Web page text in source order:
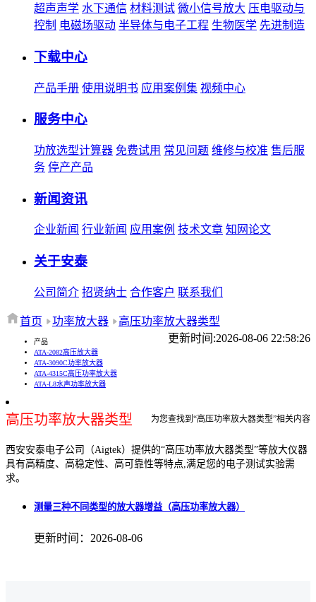
超声声学 水下通信 材料测试 微小信号放大 压电驱动与
控制 电磁场驱动 半导体与电子工程 生物医学 先进制造
下载中心
产品手册 使用说明书 应用案例集 视频中心
服务中心
功放选型计算器 免费试用 常见问题 维修与校准 售后服
务 停产产品
新闻资讯
企业新闻 行业新闻 应用案例 技术文章 知网论文
关于安泰
公司简介 招贤纳士 合作客户 联系我们
首页 功率放大器
高压功率放大器类型
更新时间:2026-08-06 22:58:26
产品
ATA-2082高压放大器
ATA-3090C功率放大器
ATA-4315C高压功率放大器
ATA-L8水声功率放大器
高压功率放大器类型 为您查找到“高压功率放大器类型”相关内容
西安安泰电子公司（Aigtek）提供的“高压功率放大器类型”等放大仪器
具有高精度、高稳定性、高可靠性等特点,满足您的电子测试实验需
求。
测量三种不同类型的放大器增益（高压功率放大器）
更新时间：2026-08-06